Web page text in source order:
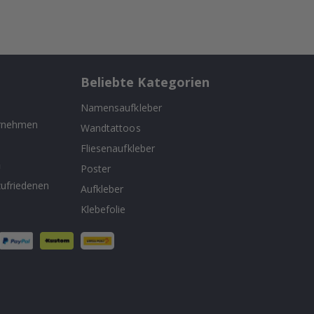
Beliebte Kategorien
Namensaufkleber
Wandtattoos
Fliesenaufkleber
Poster
Aufkleber
Klebefolie